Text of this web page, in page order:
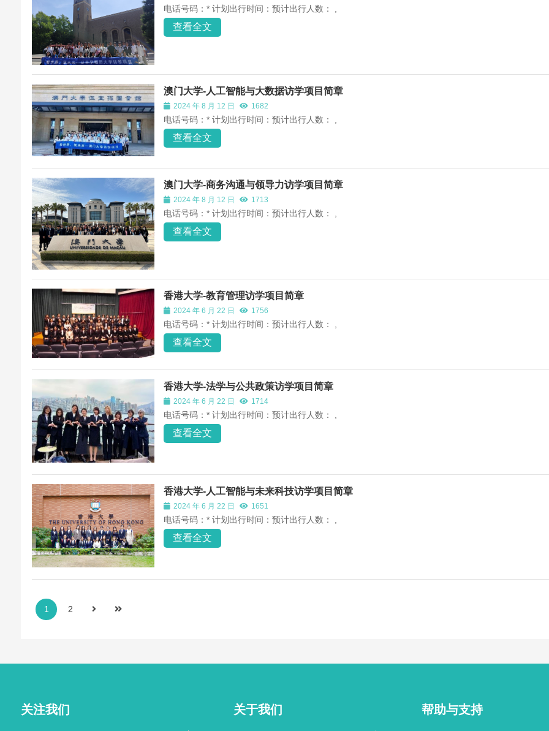
电话号码：* 计划出行时间：预计出行人数： ,
查看全文
澳门大学-人工智能与大数据访学项目简章
2024 年 8 月 12 日 1682
电话号码：* 计划出行时间：预计出行人数： ,
查看全文
澳门大学-商务沟通与领导力访学项目简章
2024 年 8 月 12 日 1713
电话号码：* 计划出行时间：预计出行人数： ,
查看全文
香港大学-教育管理访学项目简章
2024 年 6 月 22 日 1756
电话号码：* 计划出行时间：预计出行人数： ,
查看全文
香港大学-法学与公共政策访学项目简章
2024 年 6 月 22 日 1714
电话号码：* 计划出行时间：预计出行人数： ,
查看全文
香港大学-人工智能与未来科技访学项目简章
2024 年 6 月 22 日 1651
电话号码：* 计划出行时间：预计出行人数： ,
查看全文
1 2
关注我们 关于我们 帮助与支持